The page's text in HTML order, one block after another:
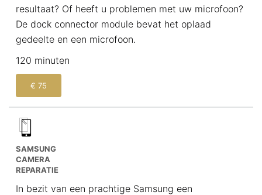
resultaat? Of heeft u problemen met uw microfoon?
De dock connector module bevat het oplaad
gedeelte en een microfoon.
120 minuten
€ 75
SAMSUNG
CAMERA
REPARATIE
In bezit van een prachtige Samsung een